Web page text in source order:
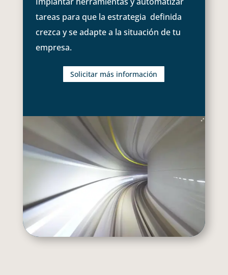
tareas para que la estrategia definida
crezca y se adapte a la situación de tu
empresa.
Solicitar más información